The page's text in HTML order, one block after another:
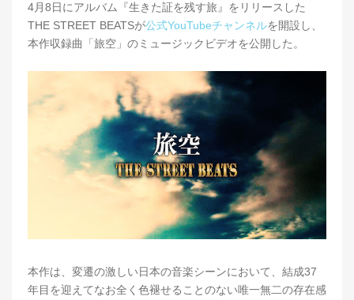
4月8日にアルバム『生きた証を残す旅』をリリースした
THE STREET BEATSが公式YouTubeチャンネルを開設し、
本作収録曲「旅空」のミュージックビデオを公開した。
本作は、変遷の激しい日本の音楽シーンにおいて、結成37
年目を迎えてなお全く色褪せることのない唯一無二の存在感